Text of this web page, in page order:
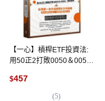
【一心】槓桿ETF投資法:
用50正2打敗0050＆0056
五車商城
$457
(5)